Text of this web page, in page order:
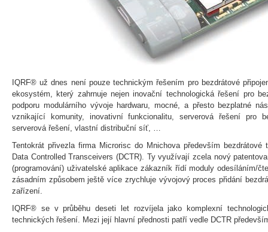
IQRF® už dnes není pouze technickým řešením pro bezdrátové
ekosystém, který zahrnuje nejen inovační technologická řešení pro
podporu modulárního vývoje hardwaru, mocné, a přesto bezplatné
vznikající komunity, inovativní funkcionalitu, serverová řešení pro
serverová řešení, vlastní distribuční síť, …
Tentokrát přivezla firma Microrisc do Mnichova především bezdrátové
Data Controlled Transceivers (DCTR). Ty využívají zcela nový
(programování) uživatelské aplikace zákazník řídí moduly odesíláním/
zásadním způsobem ještě více zrychluje vývojový proces přidání
zařízení.
IQRF® se v průběhu deseti let rozvíjela jako komplexní
technických řešení. Mezi její hlavní přednosti patří vedle DCTR